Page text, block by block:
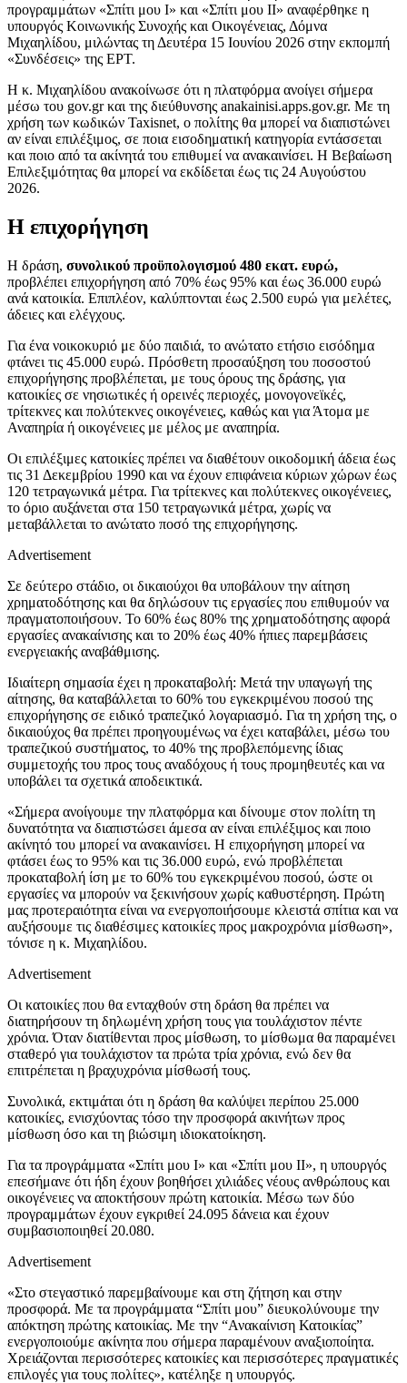
προγραμμάτων «Σπίτι μου Ι» και «Σπίτι μου ΙΙ» αναφέρθηκε η
υπουργός Κοινωνικής Συνοχής και Οικογένειας, Δόμνα
Μιχαηλίδου, μιλώντας τη Δευτέρα 15 Ιουνίου 2026 στην εκπομπή
«Συνδέσεις» της ΕΡΤ.
Η κ. Μιχαηλίδου ανακοίνωσε ότι η πλατφόρμα ανοίγει σήμερα
μέσω του gov.gr και της διεύθυνσης anakainisi.apps.gov.gr. Με τη
χρήση των κωδικών Taxisnet, ο πολίτης θα μπορεί να διαπιστώνει
αν είναι επιλέξιμος, σε ποια εισοδηματική κατηγορία εντάσσεται
και ποιο από τα ακίνητά του επιθυμεί να ανακαινίσει. Η Βεβαίωση
Επιλεξιμότητας θα μπορεί να εκδίδεται έως τις 24 Αυγούστου
2026.
Η επιχορήγηση
Η δράση, συνολικού προϋπολογισμού 480 εκατ. ευρώ,
προβλέπει επιχορήγηση από 70% έως 95% και έως 36.000 ευρώ
ανά κατοικία. Επιπλέον, καλύπτονται έως 2.500 ευρώ για μελέτες,
άδειες και ελέγχους.
Για ένα νοικοκυριό με δύο παιδιά, το ανώτατο ετήσιο εισόδημα
φτάνει τις 45.000 ευρώ. Πρόσθετη προσαύξηση του ποσοστού
επιχορήγησης προβλέπεται, με τους όρους της δράσης, για
κατοικίες σε νησιωτικές ή ορεινές περιοχές, μονογονεϊκές,
τρίτεκνες και πολύτεκνες οικογένειες, καθώς και για Άτομα με
Αναπηρία ή οικογένειες με μέλος με αναπηρία.
Οι επιλέξιμες κατοικίες πρέπει να διαθέτουν οικοδομική άδεια έως
τις 31 Δεκεμβρίου 1990 και να έχουν επιφάνεια κύριων χώρων έως
120 τετραγωνικά μέτρα. Για τρίτεκνες και πολύτεκνες οικογένειες,
το όριο αυξάνεται στα 150 τετραγωνικά μέτρα, χωρίς να
μεταβάλλεται το ανώτατο ποσό της επιχορήγησης.
Advertisement
Σε δεύτερο στάδιο, οι δικαιούχοι θα υποβάλουν την αίτηση
χρηματοδότησης και θα δηλώσουν τις εργασίες που επιθυμούν να
πραγματοποιήσουν. Το 60% έως 80% της χρηματοδότησης αφορά
εργασίες ανακαίνισης και το 20% έως 40% ήπιες παρεμβάσεις
ενεργειακής αναβάθμισης.
Ιδιαίτερη σημασία έχει η προκαταβολή: Μετά την υπαγωγή της
αίτησης, θα καταβάλλεται το 60% του εγκεκριμένου ποσού της
επιχορήγησης σε ειδικό τραπεζικό λογαριασμό. Για τη χρήση της, ο
δικαιούχος θα πρέπει προηγουμένως να έχει καταβάλει, μέσω του
τραπεζικού συστήματος, το 40% της προβλεπόμενης ίδιας
συμμετοχής του προς τους αναδόχους ή τους προμηθευτές και να
υποβάλει τα σχετικά αποδεικτικά.
«Σήμερα ανοίγουμε την πλατφόρμα και δίνουμε στον πολίτη τη
δυνατότητα να διαπιστώσει άμεσα αν είναι επιλέξιμος και ποιο
ακίνητό του μπορεί να ανακαινίσει. Η επιχορήγηση μπορεί να
φτάσει έως το 95% και τις 36.000 ευρώ, ενώ προβλέπεται
προκαταβολή ίση με το 60% του εγκεκριμένου ποσού, ώστε οι
εργασίες να μπορούν να ξεκινήσουν χωρίς καθυστέρηση. Πρώτη
μας προτεραιότητα είναι να ενεργοποιήσουμε κλειστά σπίτια και να
αυξήσουμε τις διαθέσιμες κατοικίες προς μακροχρόνια μίσθωση»,
τόνισε η κ. Μιχαηλίδου.
Advertisement
Οι κατοικίες που θα ενταχθούν στη δράση θα πρέπει να
διατηρήσουν τη δηλωμένη χρήση τους για τουλάχιστον πέντε
χρόνια. Όταν διατίθενται προς μίσθωση, το μίσθωμα θα παραμένει
σταθερό για τουλάχιστον τα πρώτα τρία χρόνια, ενώ δεν θα
επιτρέπεται η βραχυχρόνια μίσθωσή τους.
Συνολικά, εκτιμάται ότι η δράση θα καλύψει περίπου 25.000
κατοικίες, ενισχύοντας τόσο την προσφορά ακινήτων προς
μίσθωση όσο και τη βιώσιμη ιδιοκατοίκηση.
Για τα προγράμματα «Σπίτι μου Ι» και «Σπίτι μου ΙΙ», η υπουργός
επεσήμανε ότι ήδη έχουν βοηθήσει χιλιάδες νέους ανθρώπους και
οικογένειες να αποκτήσουν πρώτη κατοικία. Μέσω των δύο
προγραμμάτων έχουν εγκριθεί 24.095 δάνεια και έχουν
συμβασιοποιηθεί 20.080.
Advertisement
«Στο στεγαστικό παρεμβαίνουμε και στη ζήτηση και στην
προσφορά. Με τα προγράμματα “Σπίτι μου” διευκολύνουμε την
απόκτηση πρώτης κατοικίας. Με την “Ανακαίνιση Κατοικίας”
ενεργοποιούμε ακίνητα που σήμερα παραμένουν αναξιοποίητα.
Χρειάζονται περισσότερες κατοικίες και περισσότερες πραγματικές
επιλογές για τους πολίτες», κατέληξε η υπουργός.